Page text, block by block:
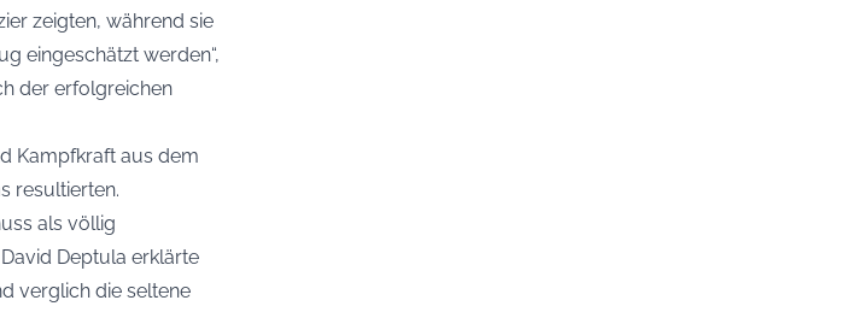
zeigten, während sie
eingeschätzt werden“,
der erfolgreichen
Kampfkraft aus dem
resultierten.
als völlig
Deptula erklärte
verglich die seltene